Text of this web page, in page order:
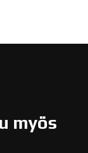
myös